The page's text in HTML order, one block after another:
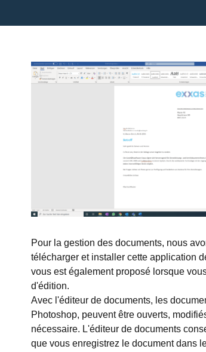
Pour la gestion des documents, nous
télécharger et installer cette application
vous est également proposé lorsque
d'édition.
Avec l'éditeur de documents, les
Photoshop, peuvent être ouverts,
nécessaire. L'éditeur de documents
que vous enregistrez le document dans